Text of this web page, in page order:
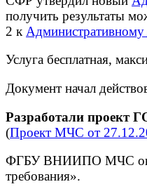
получить результаты
2 к Административному
Услуга бесплатная,
Документ начал
Разработали проект
(Проект МЧС от
ФГБУ ВНИИПО МЧС
требования».